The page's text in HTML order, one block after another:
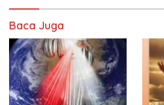
Baca Juga